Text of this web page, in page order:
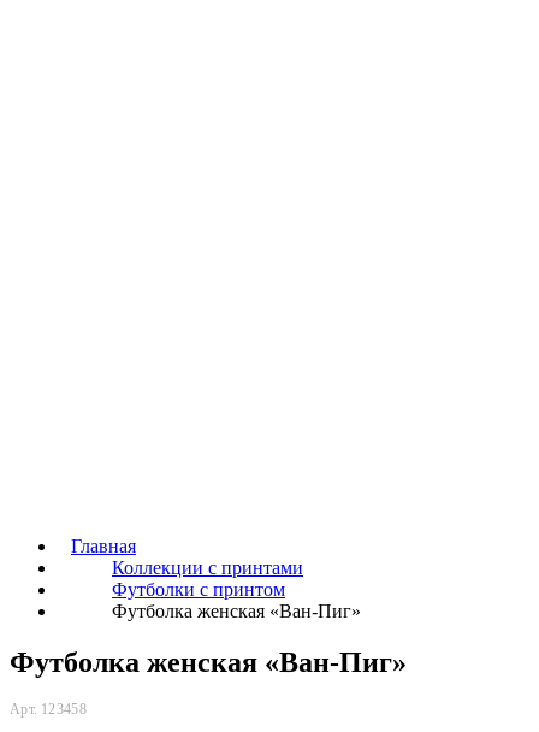
Главная
Коллекции с принтами
Футболки с принтом
Футболка женская «Ван-Пиг»
Футболка женская «Ван-Пиг»
Арт. 123458